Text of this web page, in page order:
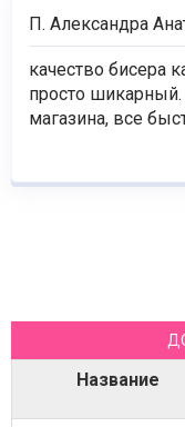
П. Александра
качество бисера
просто
магазина, все
Название